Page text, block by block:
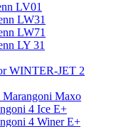
LV01
LW31
LW71
LY 31
WINTER-JET 2
Maxo
4 Ice E+
4 Winer E+